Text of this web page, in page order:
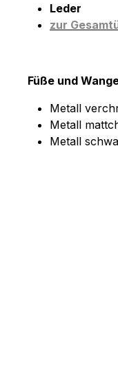
Leder
zur
Füße und
Metall
Metall
Metall